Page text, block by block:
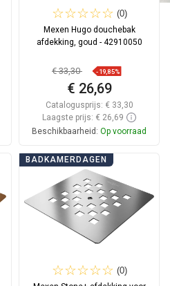
(0)
Mexen Hugo douchebak
afdekking, goud - 42910050
€ 33,30 -19,85%
€ 26,69
Catalogusprijs: € 33,30
Laagste prijs: € 26,69
Beschikbaarheid: Op voorraad
In winkelwagen
favorite_border Favoriet
Vergelijk
BADKAMERDAGEN
(0)